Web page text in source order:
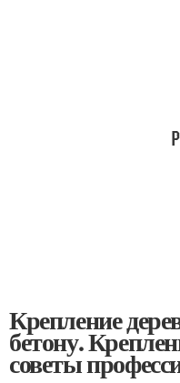
Крепление
бетону.
советы